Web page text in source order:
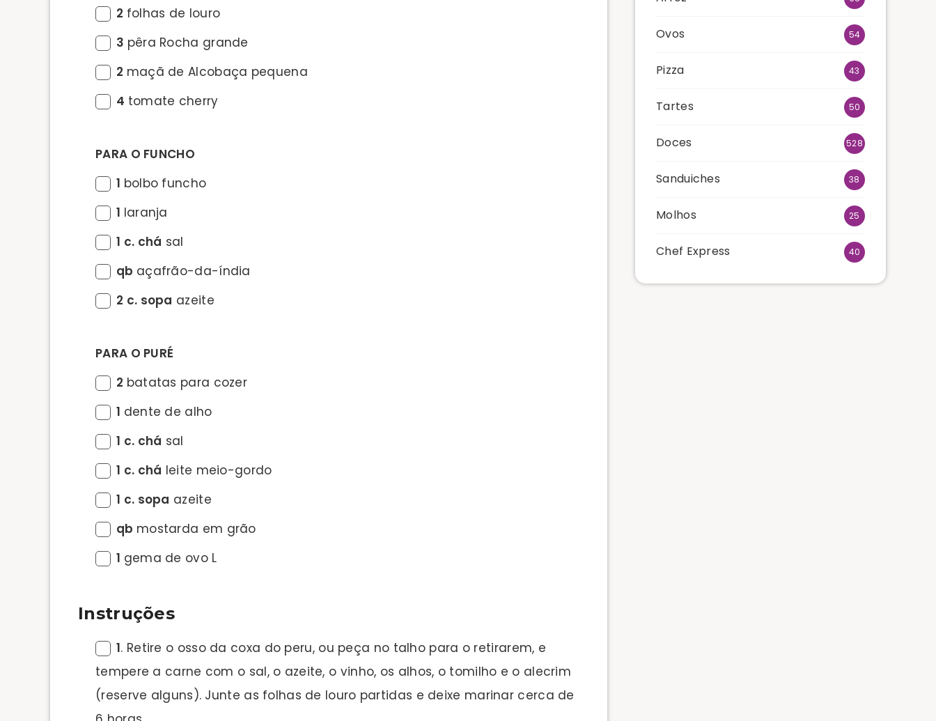
2 folhas de louro
3 pêra Rocha grande
2 maçã de Alcobaça pequena
4 tomate cherry
PARA O FUNCHO
1 bolbo funcho
1 laranja
1 c. chá sal
qb açafrão-da-índia
2 c. sopa azeite
PARA O PURÉ
2 batatas para cozer
1 dente de alho
1 c. chá sal
1 c. chá leite meio-gordo
1 c. sopa azeite
qb mostarda em grão
1 gema de ovo L
Instruções
1. Retire o osso da coxa do peru, ou peça no talho para o retirarem, e
tempere a carne com o sal, o azeite, o vinho, os alhos, o tomilho e o alecrim
(reserve alguns). Junte as folhas de louro partidas e deixe marinar cerca de
Ovos 54
Pizza 43
Tartes 50
Doces 528
Sanduiches 38
Molhos 25
Chef Express 40